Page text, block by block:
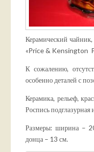
Керамический
«Price & Kensington
К сожалению,
особенно деталей с
Керамика, рельеф,
Роспись подглазурная
Размеры: ширина –
донца – 13 см.